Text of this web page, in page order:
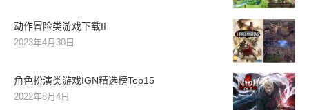
动作冒险类游戏下载II
2023年4月30日
角色扮演类游戏IGN精选榜Top15
2022年8月4日